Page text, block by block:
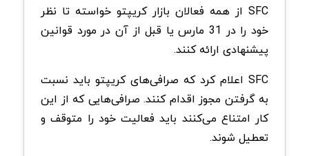
SFC از همه فعالان بازار کریپتو خواسته تا نظر
خود را در 31 مارس یا قبل از آن در مورد قوانین
پیشنهادی ارائه کنند.
SFC اعلام کرد که صرافی‌های کریپتو باید نسبت
به گرفتن مجوز اقدام کنند. صرافی‌هایی که از این
کار امتناع می‌کنند باید فعالیت خود را متوقف و
تعطیل شوند.